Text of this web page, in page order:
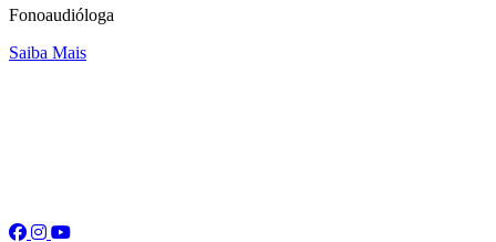
Fonoaudióloga
Saiba Mais